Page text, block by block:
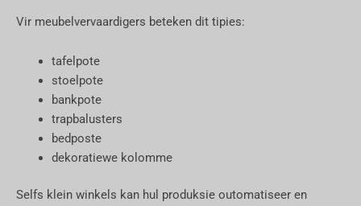
Vir meubelvervaardigers beteken dit tipies:
tafelpote
stoelpote
bankpote
trapbalusters
bedposte
dekoratiewe kolomme
Selfs klein winkels kan hul produksie outomatiseer en